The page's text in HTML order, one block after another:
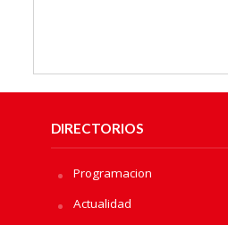
DIRECTORIOS
Programacion
Actualidad